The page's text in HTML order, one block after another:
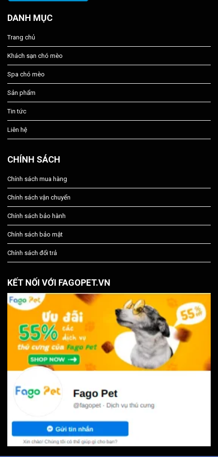
DANH MỤC
Trang chủ
Khách sạn chó mèo
Spa chó mèo
Sản phẩm
Tin tức
Liên hệ
CHÍNH SÁCH
Chính sách mua hàng
Chính sách vận chuyển
Chính sách bảo hành
Chính sách bảo mật
Chính sách đổi trả
KẾT NỐI VỚI FAGOPET.VN